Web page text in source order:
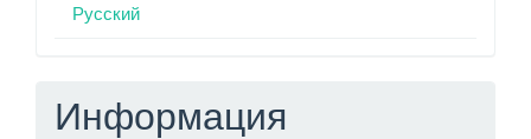
Русский
Информация